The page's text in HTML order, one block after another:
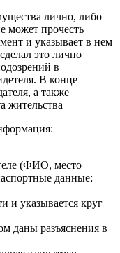
лично, либо
может прочесть
и указывает в нем
это лично
в
В конце
а также
жительства
(ФИО, место
данные:
и указывается круг
даны разъяснения в